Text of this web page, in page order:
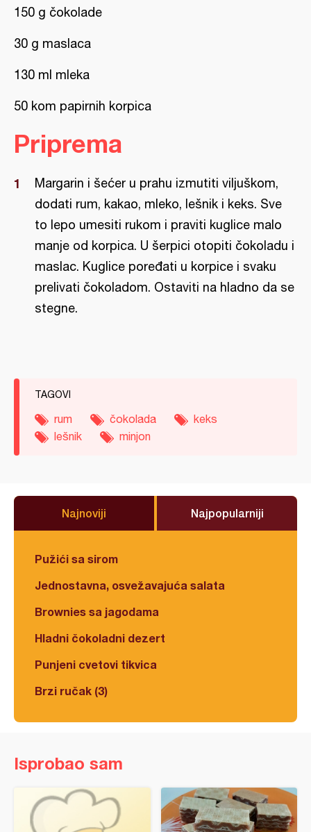
150 g čokolade
30 g maslaca
130 ml mleka
50 kom papirnih korpica
Priprema
Margarin i šećer u prahu izmutiti viljuškom,
dodati rum, kakao, mleko, lešnik i keks. Sve
to lepo umesiti rukom i praviti kuglice malo
manje od korpica. U šerpici otopiti čokoladu i
maslac. Kuglice poređati u korpice i svaku
prelivati čokoladom. Ostaviti na hladno da se
stegne.
TAGOVI
rum čokolada
keks
lešnik
minjon
Najnoviji Najpopularniji
Pužići sa sirom
Jednostavna, osvežavajuća salata
Brownies sa jagodama
Hladni čokoladni dezert
Punjeni cvetovi tikvica
Brzi ručak (3)
Isprobao sam